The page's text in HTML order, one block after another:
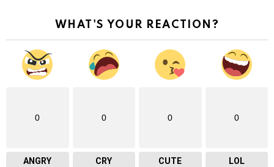
WHAT'S YOUR REACTION?
0
ANGRY
0
CRY
0
CUTE
0
LOL